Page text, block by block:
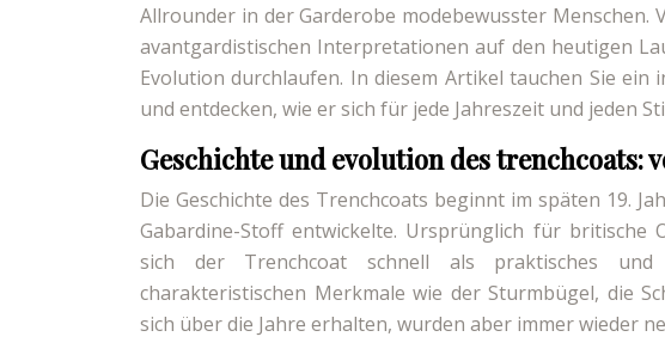
Allrounder in der Garderobe modebewusster
avantgardistischen Interpretationen auf den heutigen
Evolution durchlaufen. In diesem Artikel tauchen Sie
und entdecken, wie er sich für jede Jahreszeit und jeden
Geschichte und evolution des trenchcoats:
Die Geschichte des Trenchcoats beginnt im späten 19.
Gabardine-Stoff entwickelte. Ursprünglich für
sich der Trenchcoat schnell als praktisches und
charakteristischen Merkmale wie der Sturmbügel, die
sich über die Jahre erhalten, wurden aber immer wieder